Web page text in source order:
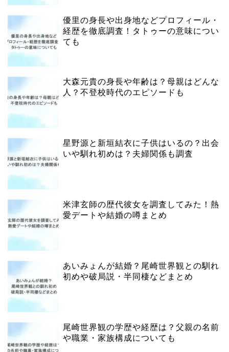
優里の身長や出身地などプロフィール・
経歴を徹底調査！タトゥーの意味につい
ても
大森元貴の身長や年齢は？母親はどんな
人？不登校時代のエピソードも
星野源と新垣結衣に子供はいるの？出会
いや馴れ初めは？夫婦関係も調査
米津玄師の歴代彼女を調査してみた！熱
愛デートや結婚の噂まとめ
あいみょんが結婚？尾崎世界観との馴れ
初めや破局説・半同棲などまとめ
尾崎世界観の学歴や経歴は？父親の名前
や職業・家族構成についても